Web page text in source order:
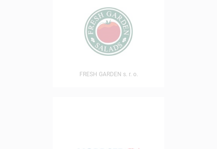
FRESH GARDEN s. r. o.